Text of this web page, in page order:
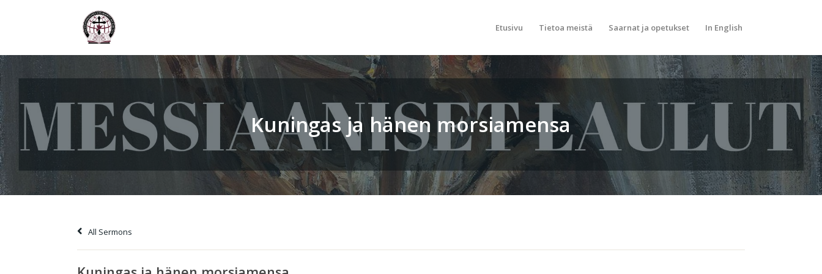
Etusivu Tietoa meistä Saarnat ja opetukset In English
Kuningas ja hänen morsiamensa
All Sermons